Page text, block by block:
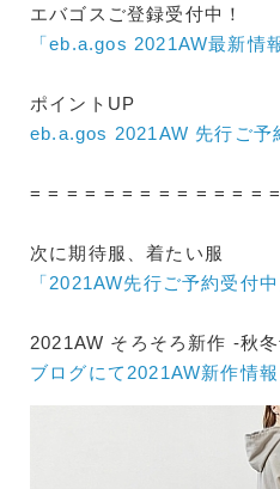
エバゴスご登録受付中！
「eb.a.gos 2021AW最新情
ポイントUP
eb.a.gos 2021AW 先行ご予
= = = = = = = = = = = = =
次に期待服、着たい服
「2021AW先行ご予約受付中
2021AW そろそろ新作 -秋
ブログにて2021AW新作情